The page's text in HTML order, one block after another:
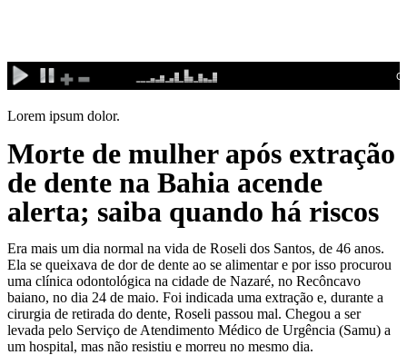
conteúdo
Lorem ipsum dolor.
Morte de mulher após extração
de dente na Bahia acende
alerta; saiba quando há riscos
Era mais um dia normal na vida de Roseli dos Santos, de 46 anos.
Ela se queixava de dor de dente ao se alimentar e por isso procurou
uma clínica odontológica na cidade de Nazaré, no Recôncavo
baiano, no dia 24 de maio. Foi indicada uma extração e, durante a
cirurgia de retirada do dente, Roseli passou mal. Chegou a ser
levada pelo Serviço de Atendimento Médico de Urgência (Samu) a
um hospital, mas não resistiu e morreu no mesmo dia.